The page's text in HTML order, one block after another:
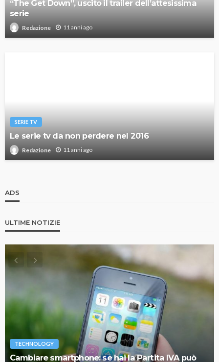
“The Get Down”, uscito il trailer dell’attesissima
serie
Redazione 11 anni ago
SERIE TV
Le serie tv da non perdere nel 2016
Redazione 11 anni ago
ADS
ULTIME NOTIZIE
TECHNOLOGY
Cambiare smartphone: se hai la Partita IVA può